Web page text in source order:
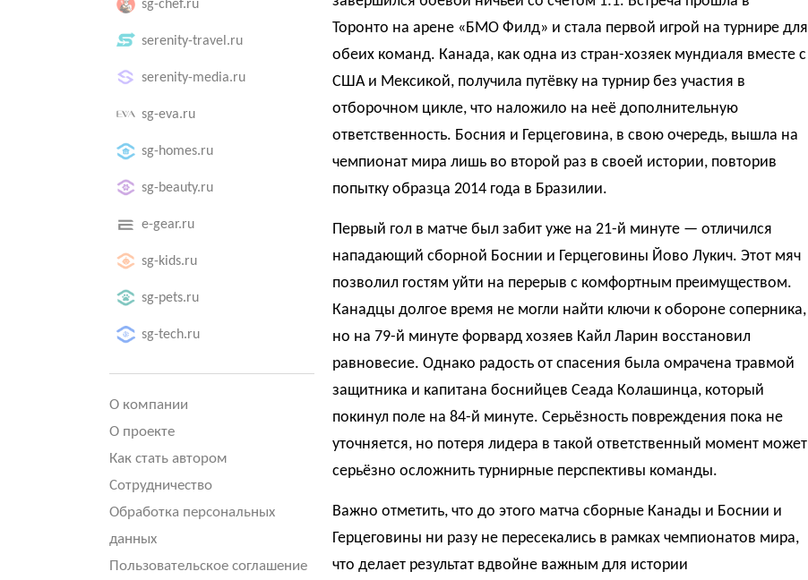
sg-chef.ru
serenity-travel.ru
serenity-media.ru
sg-eva.ru
sg-homes.ru
sg-beauty.ru
e-gear.ru
sg-kids.ru
sg-pets.ru
sg-tech.ru
О компании
О проекте
Как стать автором
Сотрудничество
Обработка персональных
данных
Пользовательское соглашение
Торонто на арене «БМО Филд» и стала первой игрой на турнире для
обеих команд. Канада, как одна из стран-хозяек мундиаля вместе с
США и Мексикой, получила путёвку на турнир без участия в
отборочном цикле, что наложило на неё дополнительную
ответственность. Босния и Герцеговина, в свою очередь, вышла на
чемпионат мира лишь во второй раз в своей истории, повторив
попытку образца 2014 года в Бразилии.
Первый гол в матче был забит уже на 21-й минуте — отличился
нападающий сборной Боснии и Герцеговины Йово Лукич. Этот мяч
позволил гостям уйти на перерыв с комфортным преимуществом.
Канадцы долгое время не могли найти ключи к обороне соперника,
но на 79-й минуте форвард хозяев Кайл Ларин восстановил
равновесие. Однако радость от спасения была омрачена травмой
защитника и капитана боснийцев Сеада Колашинца, который
покинул поле на 84-й минуте. Серьёзность повреждения пока не
уточняется, но потеря лидера в такой ответственный момент может
серьёзно осложнить турнирные перспективы команды.
Важно отметить, что до этого матча сборные Канады и Боснии и
Герцеговины ни разу не пересекались в рамках чемпионатов мира,
что делает результат вдвойне важным для истории